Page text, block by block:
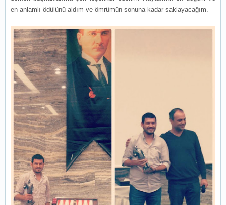
en anlamlı ödülünü aldım ve ömrümün sonuna kadar saklayacağım.